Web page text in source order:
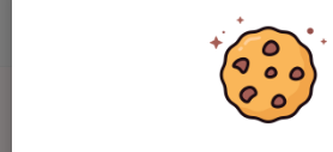
Match mot HK Järnvägen